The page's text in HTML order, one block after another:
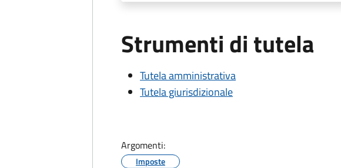
Strumenti di tutela
Tutela amministrativa
Tutela giurisdizionale
Argomenti:
Imposte